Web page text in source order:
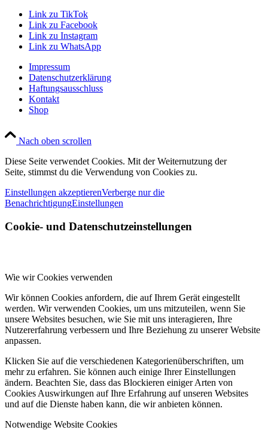
Link zu TikTok
Link zu Facebook
Link zu Instagram
Link zu WhatsApp
Impressum
Datenschutzerklärung
Haftungsausschluss
Kontakt
Shop
Nach oben scrollen
Diese Seite verwendet Cookies. Mit der Weiternutzung der
Seite, stimmst du die Verwendung von Cookies zu.
Einstellungen akzeptierenVerberge nur die
BenachrichtigungEinstellungen
Cookie- und Datenschutzeinstellungen
Wie wir Cookies verwenden
Wir können Cookies anfordern, die auf Ihrem Gerät eingestellt
werden. Wir verwenden Cookies, um uns mitzuteilen, wenn Sie
unsere Websites besuchen, wie Sie mit uns interagieren, Ihre
Nutzererfahrung verbessern und Ihre Beziehung zu unserer Website
anpassen.
Klicken Sie auf die verschiedenen Kategorienüberschriften, um
mehr zu erfahren. Sie können auch einige Ihrer Einstellungen
ändern. Beachten Sie, dass das Blockieren einiger Arten von
Cookies Auswirkungen auf Ihre Erfahrung auf unseren Websites
und auf die Dienste haben kann, die wir anbieten können.
Notwendige Website Cookies